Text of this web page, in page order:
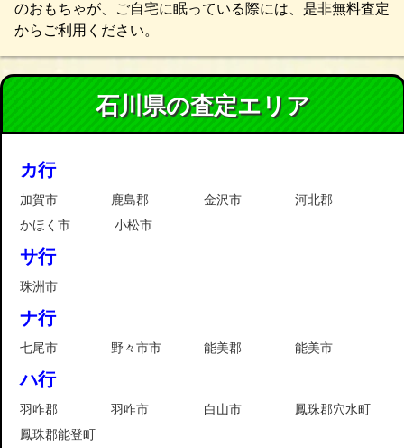
のおもちゃが、ご自宅に眠っている際には、是非無料査定
からご利用ください。
石川県の査定エリア
カ行
加賀市 鹿島郡 金沢市
河北郡
かほく市
小松市
サ行
珠洲市
ナ行
七尾市 野々市市 能美郡 能美市
ハ行
羽咋郡 羽咋市 白山市
鳳珠郡穴水町
鳳珠郡能登町